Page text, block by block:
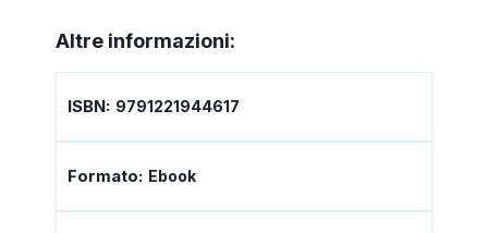
Altre informazioni:
ISBN: 9791221944617
Formato: Ebook